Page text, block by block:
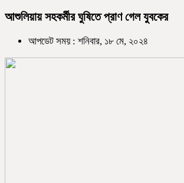
আশুলিয়ায় সহকর্মীর ঘুষিতে প্রাণ গেল যুবকের
আপডেট সময় : শনিবার, ১৮ মে, ২০২৪